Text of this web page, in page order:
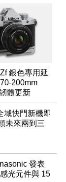
銀色專用延
200mm
體更新
域快門新機即
未來兩到三
發表
光元件與 15